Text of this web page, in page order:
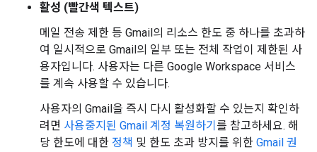
활성 (빨간색 텍스트)
메일 전송 제한 등 Gmail의 리소스 한도 중 하나를 초과하
여 일시적으로 Gmail의 일부 또는 전체 작업이 제한된 사
용자입니다. 사용자는 다른 Google Workspace 서비스
를 계속 사용할 수 있습니다.
사용자의 Gmail을 즉시 다시 활성화할 수 있는지 확인하
려면 사용중지된 Gmail 계정 복원하기 를 참고하세요. 해
당 한도에 대한 정책 및 한도 초과 방지를 위한 Gmail 권